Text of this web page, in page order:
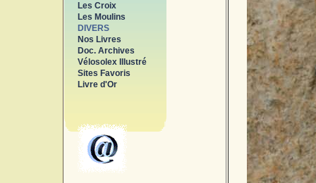
Les Croix
Les Moulins
DIVERS
Nos Livres
Doc. Archives
Vélosolex Illustré
Sites Favoris
Livre d'Or